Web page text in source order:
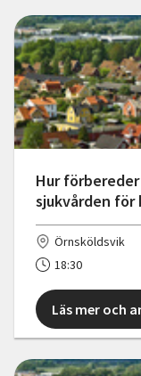
Hur
sjukvården för
Örnsköldsvik
18:30
Läs mer och